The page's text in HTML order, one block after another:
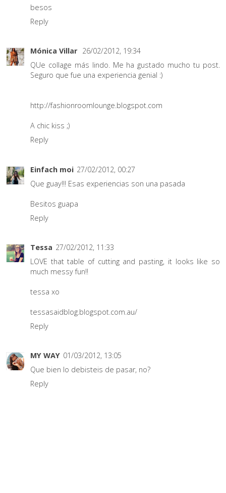
besos
Reply
Mónica Villar 26/02/2012, 19:34
QUe collage más lindo. Me ha gustado mucho tu post.
Seguro que fue una experiencia genial :)
http://fashionroomlounge.blogspot.com
A chic kiss ;)
Reply
Einfach moi 27/02/2012, 00:27
Que guay!!! Esas experiencias son una pasada
Besitos guapa
Reply
Tessa 27/02/2012, 11:33
LOVE that table of cutting and pasting, it looks like so
much messy fun!!
tessa xo
tessasaidblog.blogspot.com.au/
Reply
MY WAY 01/03/2012, 13:05
Que bien lo debisteis de pasar, no?
Reply